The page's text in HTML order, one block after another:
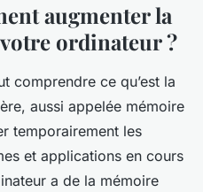
augmenter la
ordinateur ?
comprendre ce qu’est la
aussi appelée mémoire
temporairement les
et applications en cours
a de la mémoire